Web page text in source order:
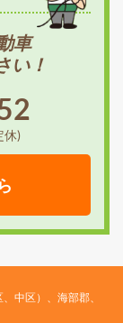
車
い！
休)
中区）、海部郡、